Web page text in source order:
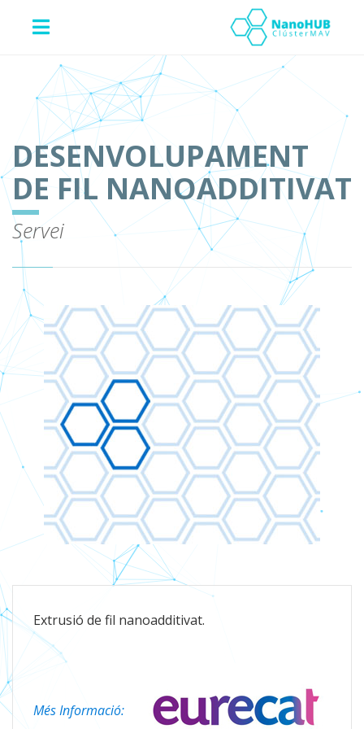
DESENVOLUPAMENT
DE FIL NANOADDITIVAT
Servei
Extrusió de fil nanoadditivat.
Més Informació: